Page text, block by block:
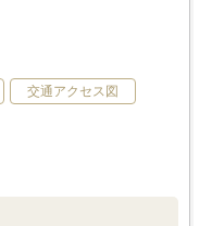
交通アクセス図